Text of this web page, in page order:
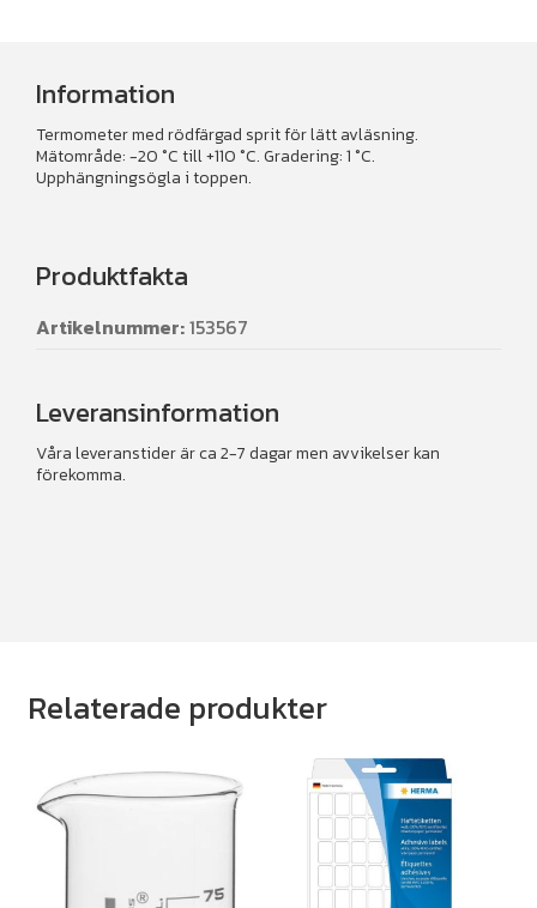
Information
Termometer med rödfärgad sprit för lätt avläsning.
Mätområde: -20 °C till +110 °C. Gradering: 1 °C.
Upphängningsögla i toppen.
Produktfakta
Artikelnummer:153567
Leveransinformation
Våra leveranstider är ca 2-7 dagar men avvikelser kan
förekomma.
Relaterade produkter